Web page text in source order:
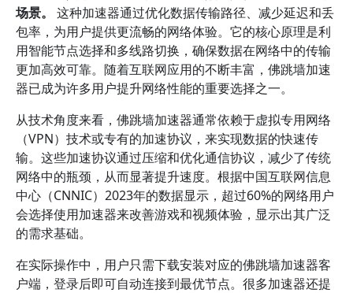
场景。
这种加速器通过优化数据传输路径、减少延迟和丢
包率，为用户提供更流畅的网络体验。它的核心原理是利
用智能节点选择和多线路切换，确保数据在网络中的传输
更加高效可靠。随着互联网应用的不断丰富，佛跳墙加速
器已成为许多用户提升网络性能的重要选择之一。
从技术角度来看，佛跳墙加速器通常依赖于虚拟专用网络
（VPN）技术或专有的加速协议，来实现数据的快速传
输。这些加速协议通过压缩和优化通信协议，减少了传统
网络中的瓶颈，从而显著提升速度。根据中国互联网信息
中心（CNNIC）2023年的数据显示，超过60%的网络用户
会选择使用加速器来改善游戏和视频体验，显示出其广泛
的需求基础。
在实际操作中，用户只需下载安装对应的佛跳墙加速器客
户端，登录后即可自动连接到最优节点。很多加速器还提